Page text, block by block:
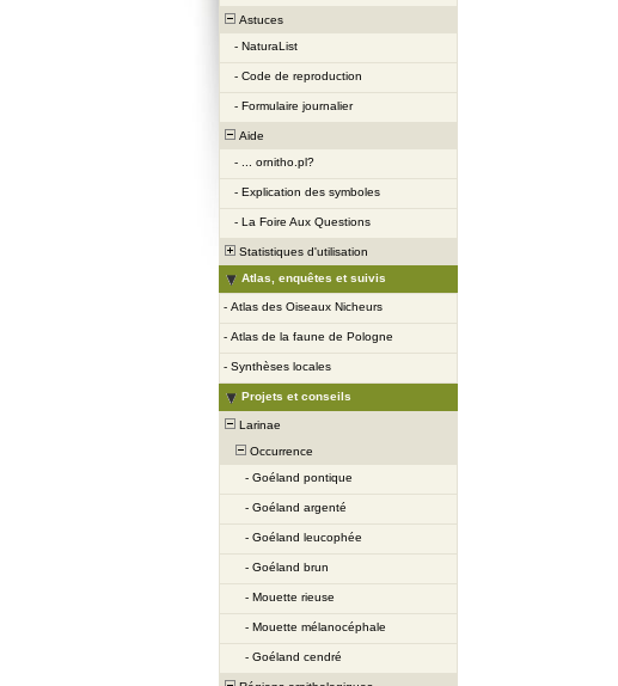
Astuces
- NaturaList
- Code de reproduction
- Formulaire journalier
Aide
-
... ornitho.pl?
- Explication des symboles
- La Foire Aux Questions
Statistiques d'utilisation
Atlas, enquêtes et suivis
- Atlas des Oiseaux Nicheurs
- Atlas de la faune de Pologne
- Synthèses locales
Projets et conseils
Larinae
Occurrence
- Goéland pontique
- Goéland argenté
- Goéland leucophée
- Goéland brun
- Mouette rieuse
- Mouette mélanocéphale
- Goéland cendré